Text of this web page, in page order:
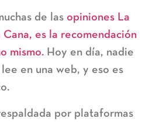
de las opiniones La
Cana, es la recomendación
mismo. Hoy en día, nadie
en una web, y eso es
por plataformas